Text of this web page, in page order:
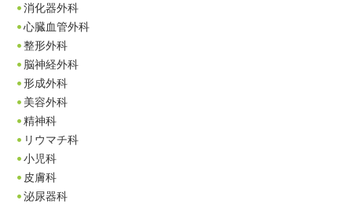
消化器外科
心臓血管外科
整形外科
脳神経外科
形成外科
美容外科
精神科
リウマチ科
小児科
皮膚科
泌尿器科